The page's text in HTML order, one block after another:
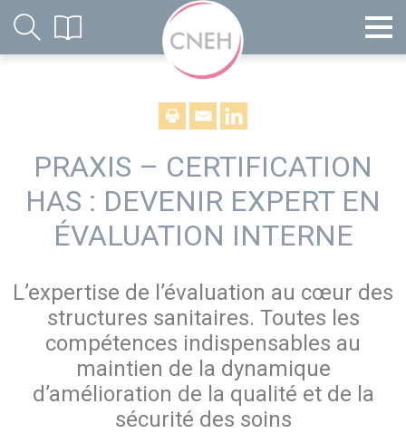
PRAXIS – CERTIFICATION
HAS : DEVENIR EXPERT EN
ÉVALUATION INTERNE
L’expertise de l’évaluation au cœur des
structures sanitaires. Toutes les
compétences indispensables au
maintien de la dynamique
d’amélioration de la qualité et de la
sécurité des soins